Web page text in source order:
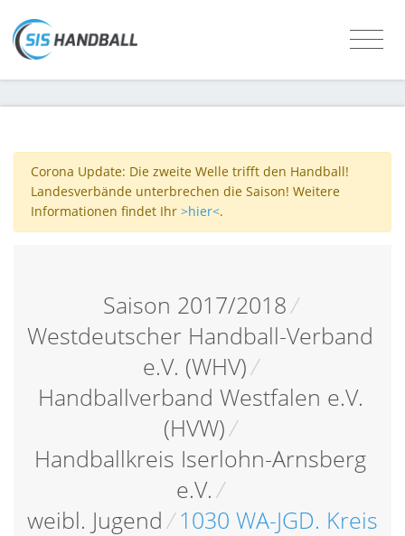
Corona Update: Die zweite Welle trifft den Handball!
Landesverbände unterbrechen die Saison! Weitere
Informationen findet Ihr >hier<.
Saison 2017/2018/
Westdeutscher Handball-Verband
e.V. (WHV)/
Handballverband Westfalen e.V.
(HVW)/
Handballkreis Iserlohn-Arnsberg
e.V. /
weibl. Jugend / 1030 WA-JGD. Kreis